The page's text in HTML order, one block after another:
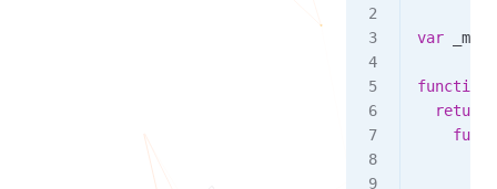
var
function
  return